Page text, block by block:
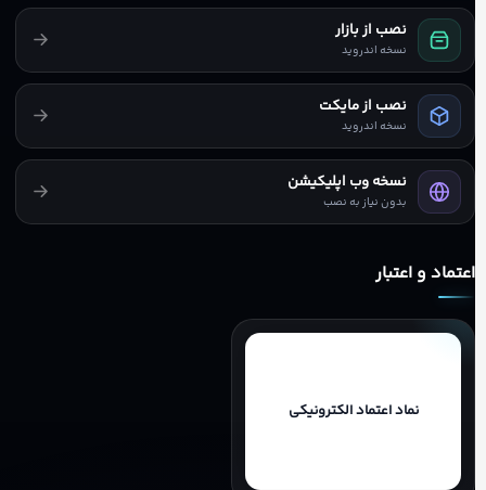
نصب از بازار
نسخه اندروید
نصب از مایکت
نسخه اندروید
نسخه وب اپلیکیشن
بدون نیاز به نصب
اعتماد و اعتبار
نماد اعتماد الکترونیکی